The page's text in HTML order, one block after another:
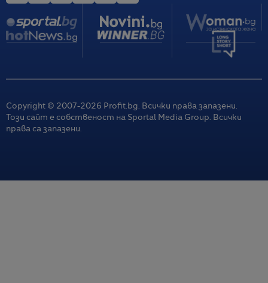
Copyright © 2007-2026 Profit.bg. Всички права запазени.
Този сайт е собственост на Sportal Media Group. Всички
права са запазени.